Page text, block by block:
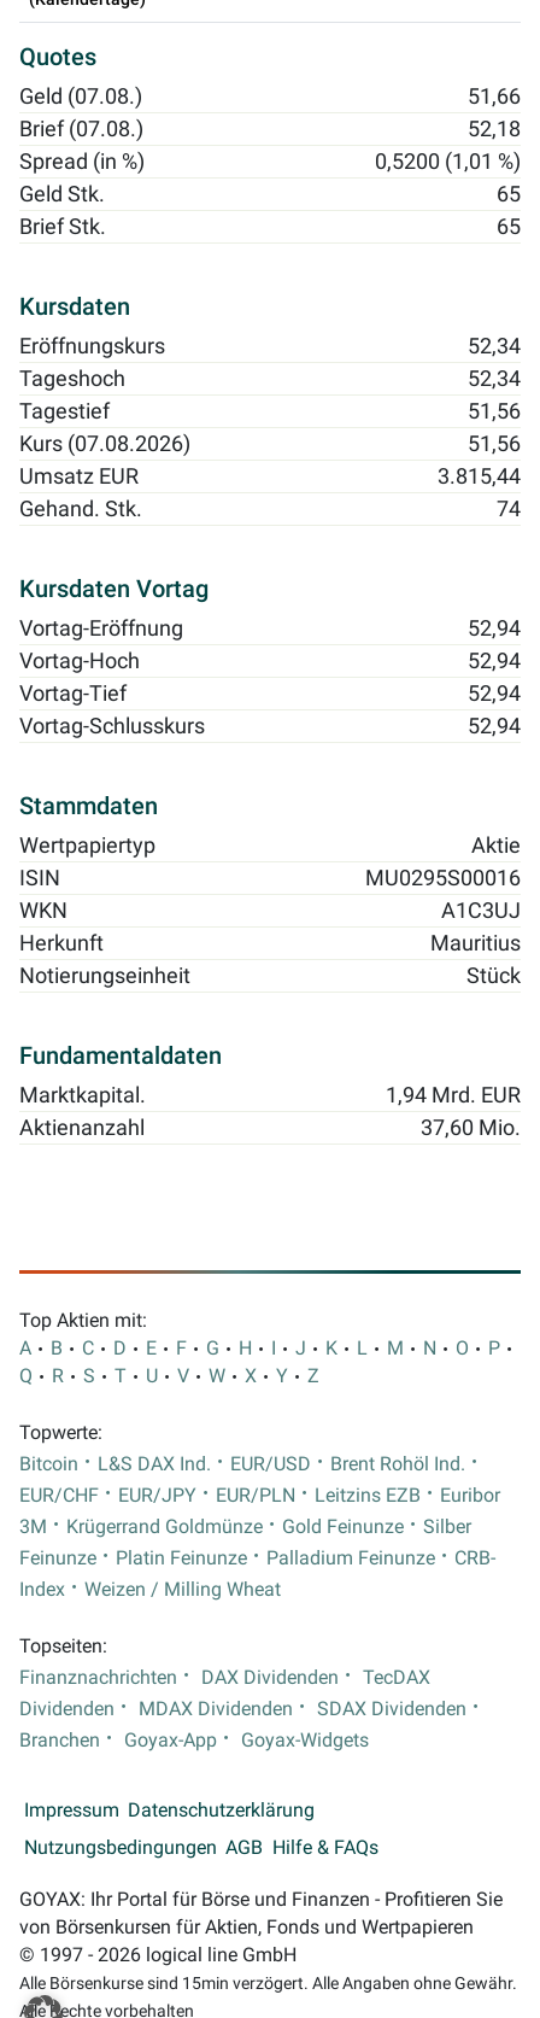
Quotes
Geld (07.08.)
51,66
Brief (07.08.)
52,18
Spread (in %)
0,5200 (1,01 %)
Geld Stk.
65
Brief Stk.
65
Kursdaten
Eröffnungskurs
52,34
Tageshoch
52,34
Tagestief
51,56
Kurs (07.08.2026)
51,56
Umsatz EUR
3.815,44
Gehand. Stk.
74
Kursdaten Vortag
Vortag-Eröffnung
52,94
Vortag-Hoch
52,94
Vortag-Tief
52,94
Vortag-Schlusskurs
52,94
Stammdaten
Wertpapiertyp
Aktie
ISIN
MU0295S00016
WKN
A1C3UJ
Herkunft
Mauritius
Notierungseinheit
Stück
Fundamentaldaten
Marktkapital.
1,94 Mrd. EUR
Aktienanzahl
37,60 Mio.
Top Aktien mit:
A
B C D E F G H I J K L M N O
P
Q
R S T U V W X Y Z
Topwerte:
Bitcoin
L&S DAX Ind. EUR/USD
Brent Rohöl Ind.
EUR/CHF
EUR/JPY EUR/PLN Leitzins EZB
Euribor
3M
Krügerrand Goldmünze Gold Feinunze
Silber
Feinunze
Platin Feinunze Palladium Feinunze
CRB-
Index
Weizen / Milling Wheat
Topseiten:
Finanznachrichten
DAX Dividenden
TecDAX
Dividenden
MDAX Dividenden
SDAX Dividenden
Branchen
Goyax-App Goyax-Widgets
Impressum Datenschutzerklärung
Nutzungsbedingungen AGB Hilfe & FAQs
GOYAX: Ihr Portal für Börse und Finanzen - Profitieren Sie
von Börsenkursen für Aktien, Fonds und Wertpapieren
© 1997 - 2026 logical line GmbH
Alle Börsenkurse sind 15min verzögert. Alle Angaben ohne Gewähr.
Alle Rechte vorbehalten